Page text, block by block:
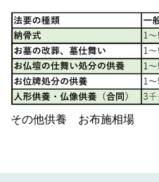
その他供養 お布施相場